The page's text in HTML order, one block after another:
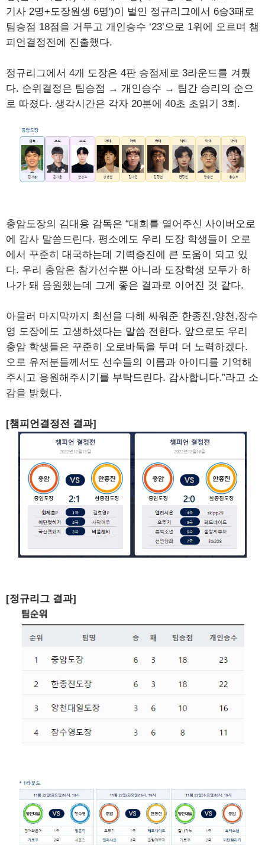
기사 2명+도장원생 6명')이 벌인 정규리그에서 6승3패로
팀승점 18점을 거두고 개인승수 ‘23’으로 1위에 오르며 챔
피언결정전에 진출했다.
정규리그에서 4개 도장은 4판 승점제로 3라운드를 겨뤘
다. 순위결정은 팀승점 → 개인승수 → 팀간 승리의 순으
로 따졌다. 생각시간은 각자 20분에 40초 초읽기 3회.
충암도장의 김대용 감독은 “대회를 열어주신 사이버오로
에 감사 말씀드린다. 평소에도 우리 도장 학생들이 오로
에서 꾸준히 대국하는데 기력증진에 큰 도움이 되고 있
다. 우리 충암은 참가선수뿐 아니라 도장학생 모두가 하
나가 돼 응원했는데 그게 좋은 결과로 이어진 것 같다.
아울러 마지막까지 최선을 다해 싸워준 한종진,양천,장수
영 도장에도 고생하셨다는 말씀 전한다. 앞으로도 우리
충암 학생들은 꾸준히 오로바둑을 두며 더 노력하겠다.
오로 유저분들께서도 선수들의 이름과 아이디를 기억해
주시고 응원해주시기를 부탁드린다. 감사합니다.”라고 소
감을 밝혔다.
[챔피언결정전 결과]
[정규리그 결과]